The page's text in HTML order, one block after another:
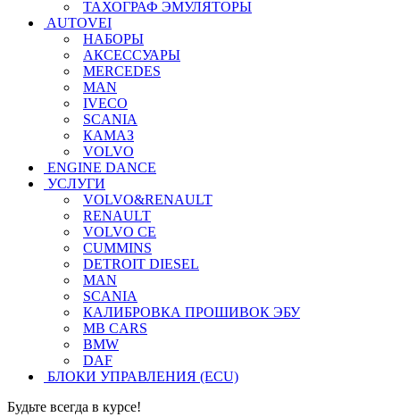
ТАХОГРАФ ЭМУЛЯТОРЫ
AUTOVEI
НАБОРЫ
АКСЕССУАРЫ
MERCEDES
MAN
IVECO
SCANIA
КАМАЗ
VOLVO
ENGINE DANCE
УСЛУГИ
VOLVO&RENAULT
RENAULT
VOLVO CE
CUMMINS
DETROIT DIESEL
MAN
SCANIA
КАЛИБРОВКА ПРОШИВОК ЭБУ
MB CARS
BMW
DAF
БЛОКИ УПРАВЛЕНИЯ (ECU)
Будьте всегда в курсе!